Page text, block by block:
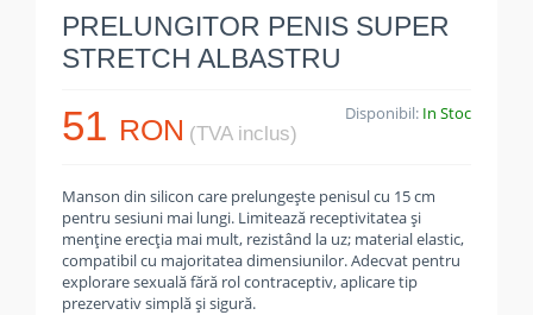
PRELUNGITOR PENIS SUPER
STRETCH ALBASTRU
51 RON (TVA inclus)
Disponibil: In Stoc
Manson din silicon care prelungește penisul cu 15 cm
pentru sesiuni mai lungi. Limitează receptivitatea și
menține erecția mai mult, rezistând la uz; material elastic,
compatibil cu majoritatea dimensiunilor. Adecvat pentru
explorare sexuală fără rol contraceptiv, aplicare tip
prezervativ simplă și sigură.